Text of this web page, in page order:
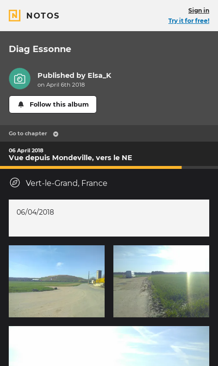
NOTOS
Sign in
Try it for free!
Diag Essonne
Published by Elsa_K
on April 6th 2018
Follow this album
Go to chapter
06 April 2018
Vue depuis Mondeville, vers le NE
Vert-le-Grand, France
06/04/2018